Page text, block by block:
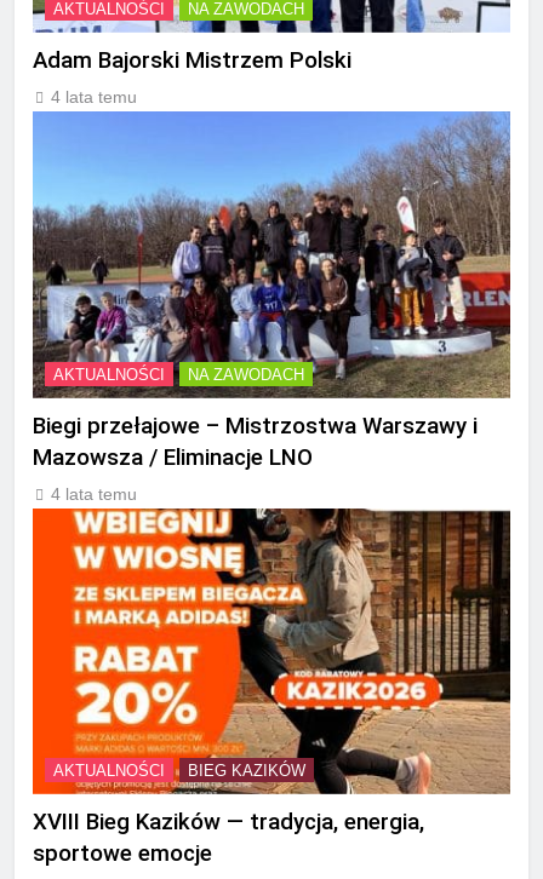
AKTUALNOŚCI NA ZAWODACH
Adam Bajorski Mistrzem Polski
4 lata temu
AKTUALNOŚCI NA ZAWODACH
Biegi przełajowe – Mistrzostwa Warszawy i
Mazowsza / Eliminacje LNO
4 lata temu
AKTUALNOŚCI BIEG KAZIKÓW
XVIII Bieg Kazików — tradycja, energia,
sportowe emocje